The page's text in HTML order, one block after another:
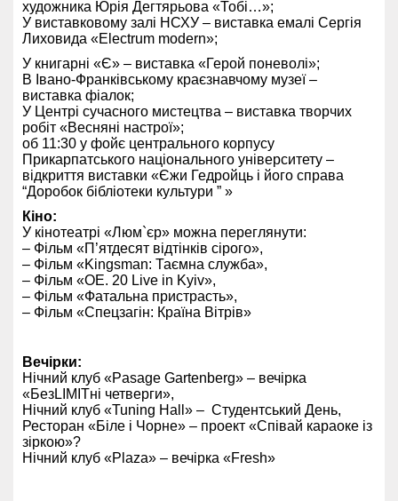
художника Юрія Дегтярьова «Тобі…»;
У виставковому залі НСХУ – виставка емалі Сергія
Лиховида «Electrum modern»;
У книгарні «Є» – виставка «Герой поневолі»;
В Івано-Франківському краєзнавчому музеї –
виставка фіалок;
У Центрі сучасного мистецтва – виставка творчих
робіт «Весняні настрої»;
об 11:30 у фойє центрального корпусу
Прикарпатського національного університету –
відкриття виставки «Єжи Гедройць і його справа
“Доробок бібліотеки культури ” »
Кіно:
У кінотеатрі «Люм`єр» можна переглянути:
– Фільм «П’ятдесят відтінків сірого»,
– Фільм «Kingsman: Таємна служба»,
– Фільм «OE. 20 Live in Kyiv»,
– Фільм «Фатальна пристрасть»,
– Фільм «Спецзагін: Країна Вітрів»
Вечірки:
Нічний клуб «Pasage Gartenberg» – вечірка
«БезLIMITні четверги»,
Нічний клуб «Tuning Hall » – Студентський День,
Ресторан «Біле і Чорне» – проект «Співай караоке із
зіркою»?
Нічний клуб «Plaza» – вечірка «Fresh»